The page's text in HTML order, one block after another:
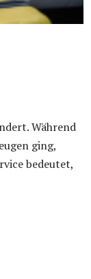
Während
ging,
bedeutet,